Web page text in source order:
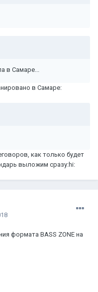
в Самаре...
в Самаре:
как только будет
выложим сразу:hi:
формата BASS ZONE на